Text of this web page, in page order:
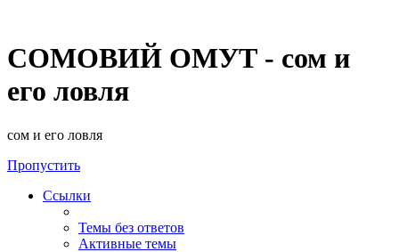
СОМОВИЙ ОМУТ - сом и
его ловля
сом и его ловля
Пропустить
Ссылки
Темы без ответов
Активные темы